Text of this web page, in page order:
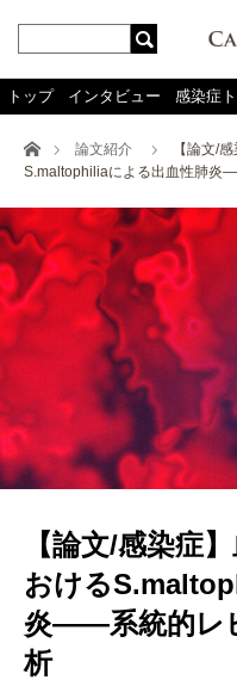
トップ インタビュー 感染症
ホーム論文紹介
【論文/
S.maltophiliaによる出血性肺炎
【論文/感染症
おける
炎――系統的レ
析